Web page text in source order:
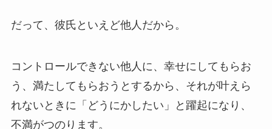
だって、彼氏といえど他人だから。
コントロールできない他人に、幸せにしてもらお
う、満たしてもらおうとするから、それが叶えら
れないときに「どうにかしたい」と躍起になり、
不満がつのります。